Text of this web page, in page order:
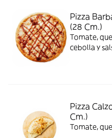
Pizza
(28 Cm.)
Tomate,
cebolla y
Pizza
Cm.)
Tomate,